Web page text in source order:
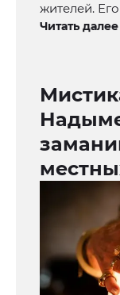
жителей.
Читать далее